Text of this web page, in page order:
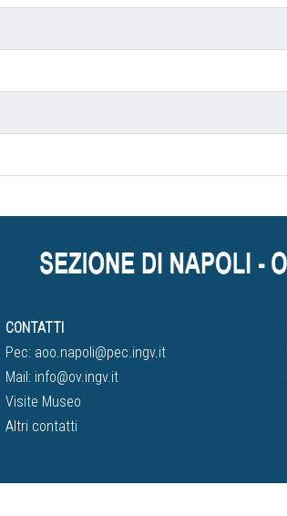
CONTATTI
Pec: aoo.napoli@pec.ingv.it
Mail: info@ov.ingv.it
Visite Museo
Altri contatti